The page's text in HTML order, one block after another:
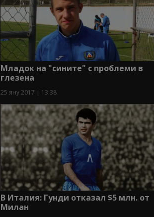
Младок на "сините" с проблеми в
глезена
25 яну 2017 | 13:38
В Италия: Гунди отказал $5 млн. от
Милан